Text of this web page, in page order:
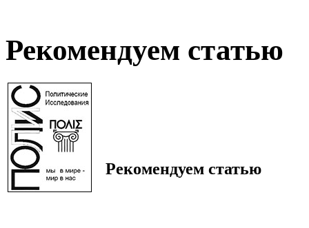
Рекомендуем статью
Рекомендуем статью